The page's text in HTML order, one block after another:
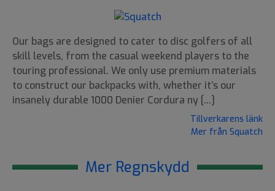
Our bags are designed to cater to disc golfers of all
skill levels, from the casual weekend players to the
touring professional. We only use premium materials
to construct our backpacks with, whether it’s our
insanely durable 1000 Denier Cordura ny [...]
Tillverkarens länk
Mer från Squatch
Mer Regnskydd